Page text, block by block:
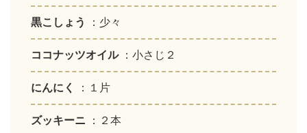
黒こしょう ：少々
ココナッツオイル ：小さじ２
にんにく ：１片
ズッキーニ ：２本